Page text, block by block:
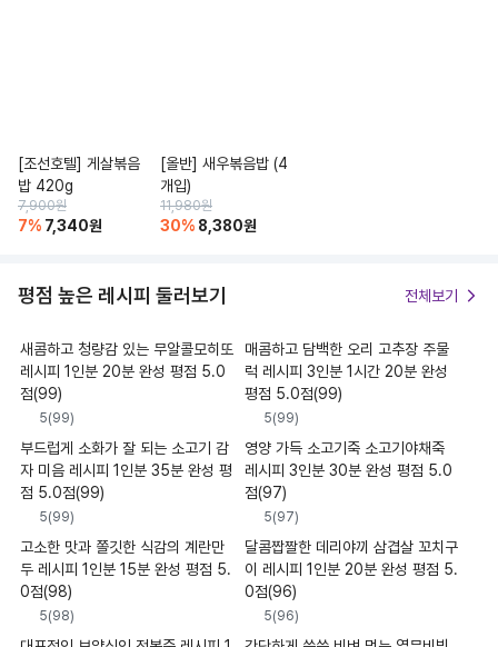
[조선호텔] 게살볶음
밥 420g
7,900원
7% 7,340원
[올반] 새우볶음밥 (4
개입)
11,980원
30% 8,380원
평점 높은 레시피 둘러보기 전체보기
새콤하고 청량감 있는 무알콜모히또
레시피 1인분 20분 완성 평점 5.0
점(99)
5(99)
매콤하고 담백한 오리 고추장 주물
럭 레시피 3인분 1시간 20분 완성
평점 5.0점(99)
5(99)
부드럽게 소화가 잘 되는 소고기 감
자 미음 레시피 1인분 35분 완성 평
점 5.0점(99)
5(99)
영양 가득 소고기죽 소고기야채죽
레시피 3인분 30분 완성 평점 5.0
점(97)
5(97)
고소한 맛과 쫄깃한 식감의 계란만
두 레시피 1인분 15분 완성 평점 5.
0점(98)
5(98)
달콤짭짤한 데리야끼 삼겹살 꼬치구
이 레시피 1인분 20분 완성 평점 5.
0점(96)
5(96)